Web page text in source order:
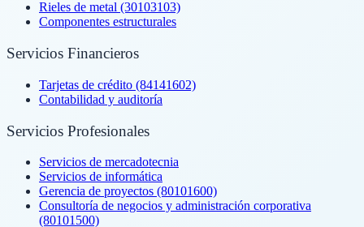
Rieles de metal (30103103)
Componentes estructurales
Servicios Financieros
Tarjetas de crédito (84141602)
Contabilidad y auditoría
Servicios Profesionales
Servicios de mercadotecnia
Servicios de informática
Gerencia de proyectos (80101600)
Consultoría de negocios y administración corporativa
(80101500)